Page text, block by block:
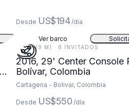
Desde US$194 /día
Ver barco
29 FT (9 M) · 8 INVITADOS
2016, 29' Center Console
Bolívar, Colombia
Cartagena - Bolivar, Colombia
Desde US$550 /día